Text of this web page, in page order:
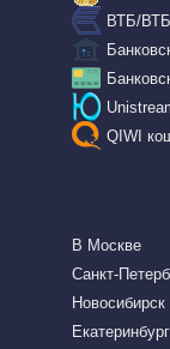
ВТБ/
QIWI
В Москве
Санкт-
Новосибирск
Екатеринбург